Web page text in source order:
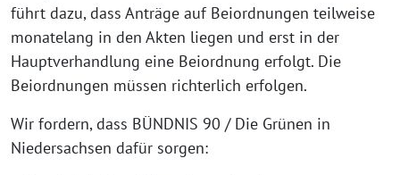
führt dazu, dass Anträge auf Beiordnungen teilweise
monatelang in den Akten liegen und erst in der
Hauptverhandlung eine Beiordnung erfolgt. Die
Beiordnungen müssen richterlich erfolgen.
Wir fordern, dass BÜNDNIS 90 / Die Grünen in
Niedersachsen dafür sorgen: